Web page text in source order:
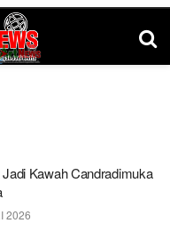
Kawah Candradimuka
2026